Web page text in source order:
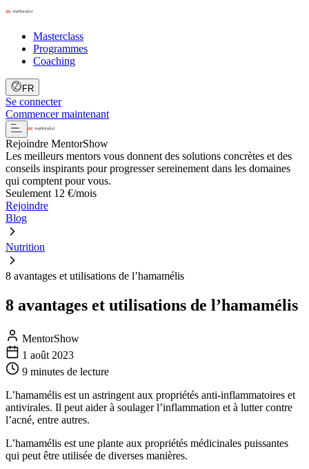
Masterclass
Programmes
Coaching
FR
Se connecter
Commencer maintenant
Rejoindre MentorShow
Les meilleurs mentors vous donnent des solutions concrètes et des
conseils inspirants pour progresser sereinement dans les domaines
qui comptent pour vous.
Seulement 12 €/mois
Rejoindre
Blog
Nutrition
8 avantages et utilisations de l’hamamélis
8 avantages et utilisations de l’hamamélis
MentorShow
1 août 2023
9 minutes de lecture
L’hamamélis est un astringent aux propriétés anti-inflammatoires et
antivirales. Il peut aider à soulager l’inflammation et à lutter contre
l’acné, entre autres.
L’hamamélis est une plante aux propriétés médicinales puissantes
qui peut être utilisée de diverses manières.